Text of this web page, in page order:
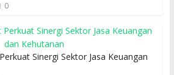
0
Sinergi Sektor Jasa Keuangan